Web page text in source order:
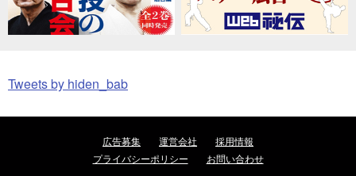
Tweets by hiden_bab
広告募集 運営会社
採用情報
プライバシーポリシー
お問い合わせ